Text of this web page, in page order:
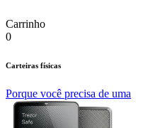
Carrinho
0
Carteiras físicas
Porque você precisa de uma